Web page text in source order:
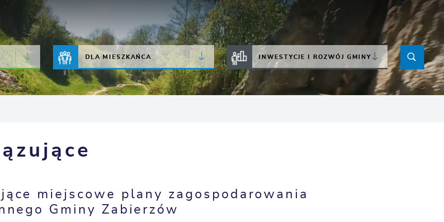
JAKOŚĆ POWIETRZA
DLA MIESZKAŃCA INWESTYCJE I ROZWÓJ GMINY
miejscowe plany zagospodarowania
Gminy Zabierzów